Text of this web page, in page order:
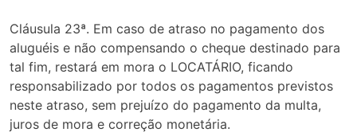
Cláusula 23ª. Em caso de atraso no pagamento dos
aluguéis e não compensando o cheque destinado para
tal fim, restará em mora o LOCATÁRIO, ficando
responsabilizado por todos os pagamentos previstos
neste atraso, sem prejuízo do pagamento da multa,
juros de mora e correção monetária.